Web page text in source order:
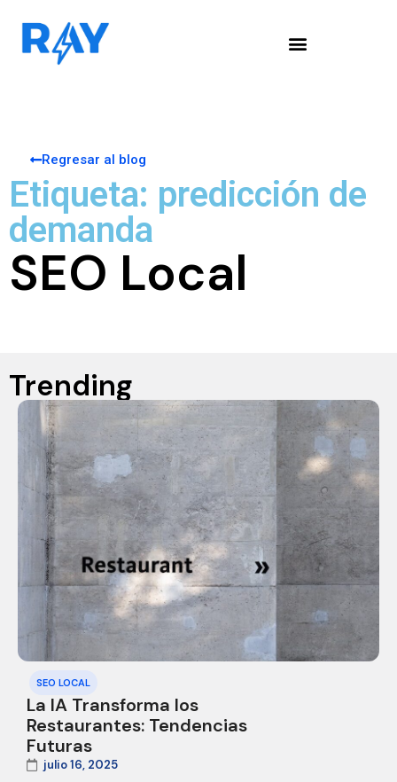
Regresar al blog
Etiqueta: predicción de
demanda
SEO Local
Trending
SEO LOCAL
La IA Transforma los
Restaurantes: Tendencias
Futuras
julio 16, 2025